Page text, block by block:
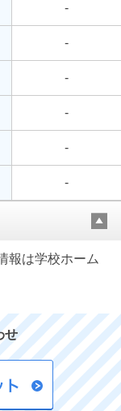
-
-
-
-
-
-
報は学校ホーム
せ